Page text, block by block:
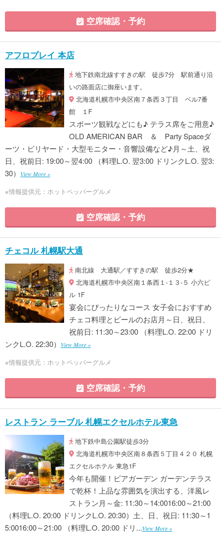
空席確認・予約
アフロプレイ 本店
地下鉄南北線すすきの駅 徒歩7分 駅前通り沿
いの路面店に御座います。
北海道札幌市中央区南７条西３丁目 ベル7番
館 １F
スポーツ観戦などにも♪ テラス席をご用意♪
OLD AMERICAN BAR ＆ Party Spaceダ
ーツ・ビリヤード・大型モニター・音響設備など♪月～土、祝
日、祝前日: 19:00～翌4:00 （料理L.O. 翌3:00 ドリンクL.O. 翌3:
30）
View More »
※情報提供元：ホットペッパーグルメ
空席確認・予約
チェコル 札幌駅大通
南北線 大通駅／すすきの駅 徒歩2分★
北海道札幌市中央区南１条西１-１３‐５ 小六ビ
ル 1F
宴会にぴったりなコース 女子会におすすめ
チェコ料理とビールのお店月～日、祝日、
祝前日: 11:30～23:00 （料理L.O. 22:00 ドリ
ンクL.O. 22:30）
View More »
※情報提供元：ホットペッパーグルメ
空席確認・予約
レストラン ラーブル 札幌エクセルホテル東急
地下鉄中島公園駅徒歩3分
北海道札幌市中央区南８条西５丁目４２０ 札幌
エクセルホテル 東急1F
今年も開催！ビアガーデン ガーデンテラス
で乾杯！上品な雰囲気を演出する、洋風レ
ストラン月～金: 11:30～14:0016:00～21:00
（料理L.O. 20:00 ドリンクL.O. 20:30）土、日、祝日: 11:30～1
5:0016:00～21:00 （料理L.O. 20:00 ドリ...View More »